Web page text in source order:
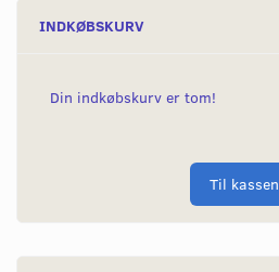
INDKØBSKURV
Din indkøbskurv er tom!
Til kassen